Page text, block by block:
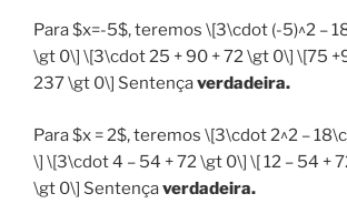
Para $x=-5$, teremos \[3\cdot (-5)^2 –
\gt 0\] \[3\cdot 25 + 90 + 72 \gt 0\] \[75
237 \gt 0\] Sentençaverdadeira.
Para $x = 2$, teremos \[3\cdot 2^2 –
\] \[3\cdot 4 – 54 + 72 \gt 0\] \[ 12 – 54 +
\gt 0\] Sentençaverdadeira.